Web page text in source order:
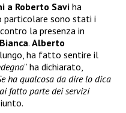
a Roberto Savi ha
particolare sono stati i
la presenza in
. Alberto
ha fatto sentire il
” ha dichiarato,
ha qualcosa da dire lo dica
fatto parte dei servizi